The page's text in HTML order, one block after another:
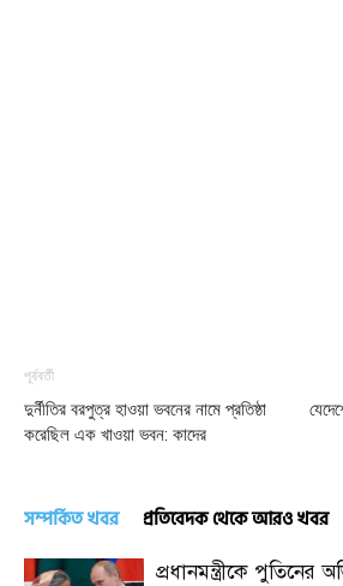
পূর্ববর্তী
দুর্নীতির বরপুত্র হাওয়া ভবনের নামে প্রতিষ্ঠা
করেছিল এক খাওয়া ভবন: কাদের
সম্পর্কিত খবর প্রতিবেদক থেকে আরও খবর
প্রধানমন্ত্রীকে পুতিনের